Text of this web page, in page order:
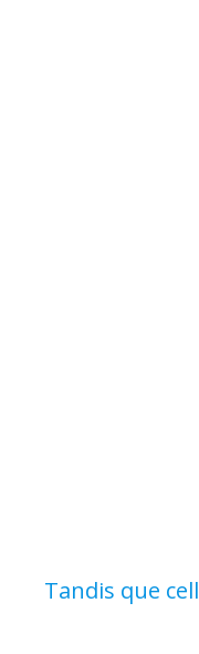
Tandis que